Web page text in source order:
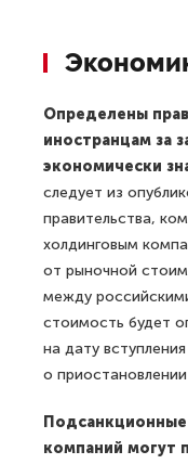
Определены
иностранцам за
экономически
следует из
правительства,
холдинговым
от рыночной
между
стоимость будет
на дату
о
компаний могут